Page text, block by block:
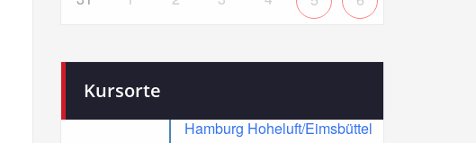
Kursorte
Hamburg Hoheluft/Eimsbüttel